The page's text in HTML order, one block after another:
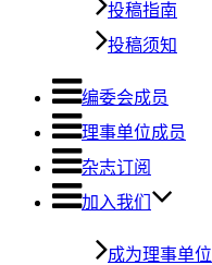
投稿指南
投稿须知
编委会成员
理事单位成员
杂志订阅
加入我们
成为理事单位